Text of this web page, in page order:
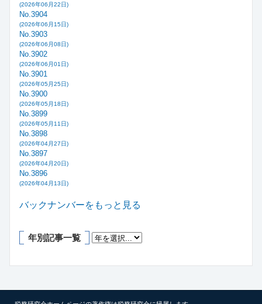
(2026年06月22日)
No.3904
(2026年06月15日)
No.3903
(2026年06月08日)
No.3902
(2026年06月01日)
No.3901
(2026年05月25日)
No.3900
(2026年05月18日)
No.3899
(2026年05月11日)
No.3898
(2026年04月27日)
No.3897
(2026年04月20日)
No.3896
(2026年04月13日)
バックナンバーをもっと見る
年別記事一覧